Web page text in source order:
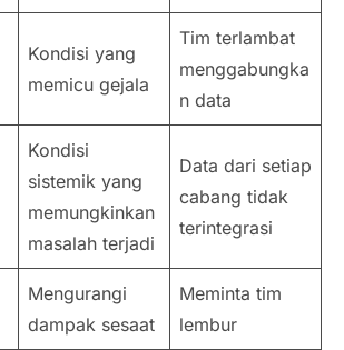
Kondisi yang
memicu gejala
Tim terlambat
menggabungka
n data
Kondisi
sistemik yang
memungkinkan
masalah terjadi
Data dari setiap
cabang tidak
terintegrasi
Mengurangi
dampak sesaat
Meminta tim
lembur